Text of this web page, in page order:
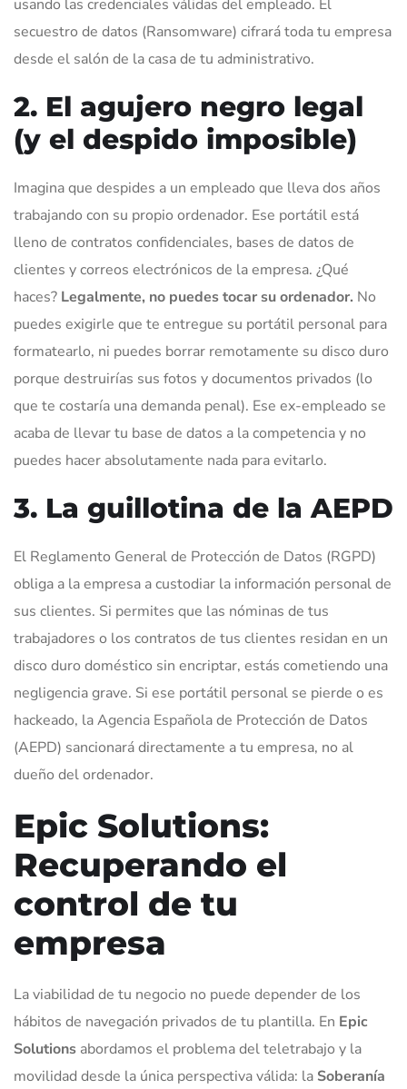
usando las credenciales válidas del empleado. El
secuestro de datos (Ransomware) cifrará toda tu empresa
desde el salón de la casa de tu administrativo.
2. El agujero negro legal
(y el despido imposible)
Imagina que despides a un empleado que lleva dos años
trabajando con su propio ordenador. Ese portátil está
lleno de contratos confidenciales, bases de datos de
clientes y correos electrónicos de la empresa. ¿Qué
haces? Legalmente, no puedes tocar su ordenador. No
puedes exigirle que te entregue su portátil personal para
formatearlo, ni puedes borrar remotamente su disco duro
porque destruirías sus fotos y documentos privados (lo
que te costaría una demanda penal). Ese ex-empleado se
acaba de llevar tu base de datos a la competencia y no
puedes hacer absolutamente nada para evitarlo.
3. La guillotina de la AEPD
El Reglamento General de Protección de Datos (RGPD)
obliga a la empresa a custodiar la información personal de
sus clientes. Si permites que las nóminas de tus
trabajadores o los contratos de tus clientes residan en un
disco duro doméstico sin encriptar, estás cometiendo una
negligencia grave. Si ese portátil personal se pierde o es
hackeado, la Agencia Española de Protección de Datos
(AEPD) sancionará directamente a tu empresa, no al
dueño del ordenador.
Epic Solutions:
Recuperando el
control de tu
empresa
La viabilidad de tu negocio no puede depender de los
hábitos de navegación privados de tu plantilla. En Epic
Solutions abordamos el problema del teletrabajo y la
movilidad desde la única perspectiva válida: la Soberanía